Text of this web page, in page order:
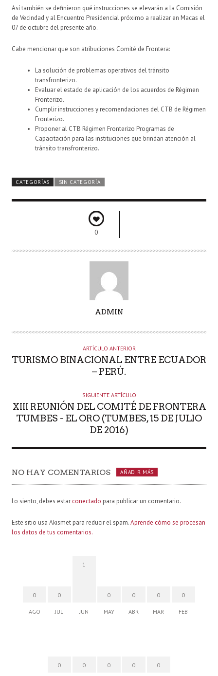
Así también se definieron qué instrucciones se elevarán a la Comisión
de Vecindad y al Encuentro Presidencial próximo a realizar en Macas el
07 de octubre del presente año.
Cabe mencionar que son atribuciones Comité de Frontera:
La solución de problemas operativos del tránsito
transfronterizo.
Evaluar el estado de aplicación de los acuerdos de Régimen
Fronterizo.
Cumplir instrucciones y recomendaciones del CTB de Régimen
Fronterizo.
Proponer al CTB Régimen Fronterizo Programas de
Capacitación para las instituciones que brindan atención al
tránsito transfronterizo.
CATEGORÍAS SIN CATEGORÍA
0
T
R
ADMIN
ARTÍCULO ANTERIOR
TURISMO BINACIONAL ENTRE ECUADOR
– PERÚ.
SIGUIENTE ARTÍCULO
XIII REUNIÓN DEL COMITÉ DE FRONTERA
TUMBES - EL ORO (TUMBES, 15 DE JULIO
DE 2016)
NO HAY COMENTARIOS AÑADIR MÁS
Lo siento, debes estar conectado para publicar un comentario.
Este sitio usa Akismet para reducir el spam.Aprende cómo se procesan
los datos de tus comentarios.
0
AGO
0
JUL
1
JUN
0
MAY
0
ABR
0
MAR
0
FEB
0 0 0 0 0